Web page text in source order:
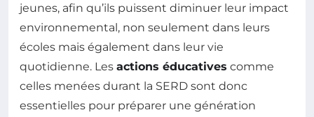
jeunes, afin qu’ils puissent diminuer leur impact
environnemental, non seulement dans leurs
écoles mais également dans leur vie
quotidienne. Les actions éducatives comme
celles menées durant la SERD sont donc
essentielles pour préparer une génération